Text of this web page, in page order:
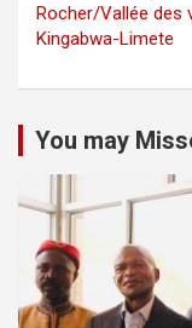
Rocher/Vallée des
Kingabwa-Limete
You may